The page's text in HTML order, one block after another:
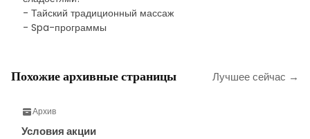
- Тайский традиционный массаж
- Spa-программы
Похожие архивные страницы Лучшее сейчас →
Архив
Условия акции